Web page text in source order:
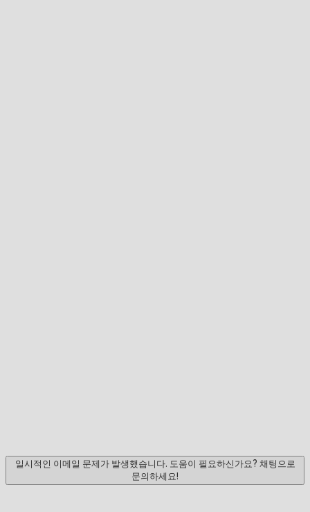
일시적인 이메일 문제가 발생했습니다. 도움이 필요하신가요? 채팅으로
문의하세요!